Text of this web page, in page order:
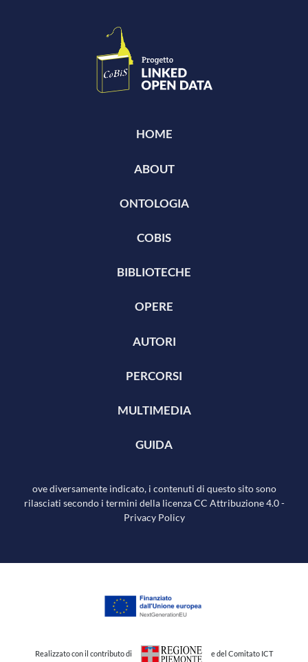
HOME
ABOUT
ONTOLOGIA
COBIS
BIBLIOTECHE
OPERE
AUTORI
PERCORSI
MULTIMEDIA
GUIDA
ove diversamente indicato, i contenuti di questo sito sono
rilasciati secondo i termini della licenza CC Attribuzione 4.0-
Privacy Policy
Realizzato con il contributo di e del Comitato ICT